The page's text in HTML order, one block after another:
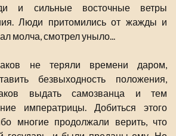
и сильные восточные ветры
Люди притомились от жажды и
молча, смотрел уныло...
не теряли времени даром,
безвыходность положения,
выдать самозванца и тем
императрицы. Добиться этого
многие продолжали верить, что